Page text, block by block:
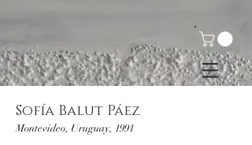
Sofía Balut Páez
Montevideo, Uruguay, 1991